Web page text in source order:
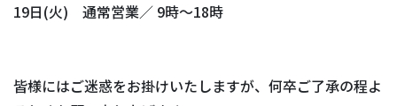
19日(火) 通常営業／ 9時～18時
皆様にはご迷惑をお掛けいたしますが、何卒ご了承の程よ